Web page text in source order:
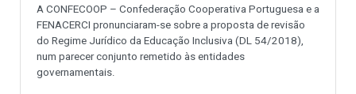
A CONFECOOP – Confederação Cooperativa Portuguesa e a
FENACERCI pronunciaram-se sobre a proposta de revisão
do Regime Jurídico da Educação Inclusiva (DL 54/2018),
num parecer conjunto remetido às entidades
governamentais.